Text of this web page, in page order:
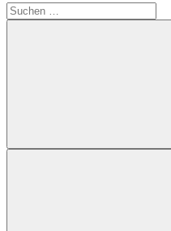
Suchen
nach:
Suchen